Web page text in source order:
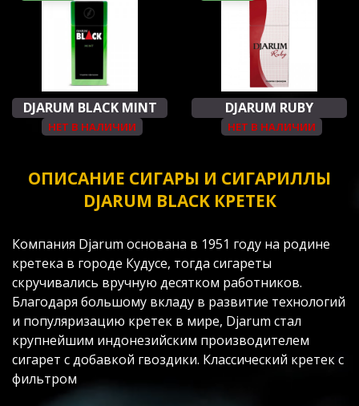
DJARUM BLACK MINT
НЕТ В НАЛИЧИИ
DJARUM RUBY
НЕТ В НАЛИЧИИ
ОПИСАНИЕ СИГАРЫ И СИГАРИЛЛЫ
DJARUM BLACK КРЕТЕК
Компания Djarum основана в 1951 году на родине
кретека в городе Кудусе, тогда сигареты
скручивались вручную десятком работников.
Благодаря большому вкладу в развитие технологий
и популяризацию кретек в мире, Djarum стал
крупнейшим индонезийским производителем
сигарет с добавкой гвоздики. Классический кретек с
фильтром